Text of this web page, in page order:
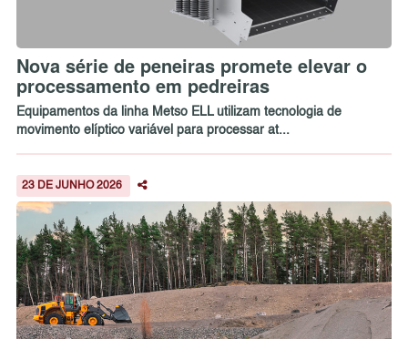
Nova série de peneiras promete elevar o
processamento em pedreiras
Equipamentos da linha Metso ELL utilizam tecnologia de
movimento elíptico variável para processar at...
23 DE JUNHO 2026